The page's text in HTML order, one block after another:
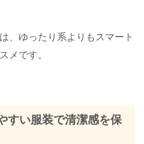
、ゆったり系よりもスマート
メです。
すい服装で清潔感を保